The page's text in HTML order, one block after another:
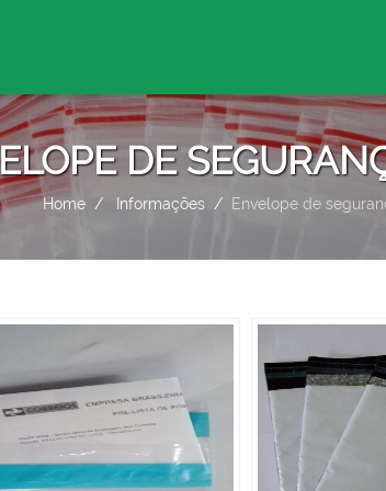
DE
Home Informações Envelope de